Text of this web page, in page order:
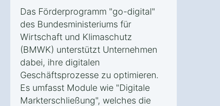
Das Förderprogramm "go-digital"
des Bundesministeriums für
Wirtschaft und Klimaschutz
(BMWK) unterstützt Unternehmen
dabei, ihre digitalen
Geschäftsprozesse zu optimieren.
Es umfasst Module wie "Digitale
Markterschließung", welches die